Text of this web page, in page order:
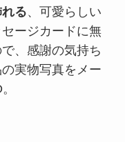
る、可愛らしい
ージカードに無
、感謝の気持ち
実物写真をメー